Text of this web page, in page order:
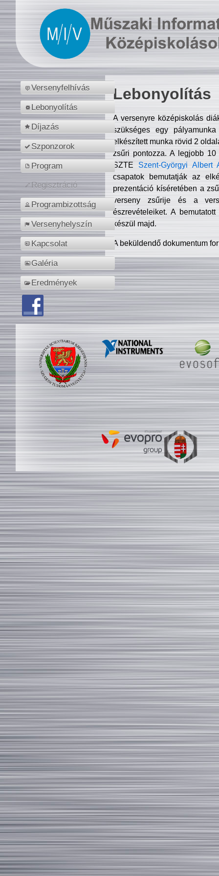
Versenyfelhívás
Lebonyolítás
Díjazás
Szponzorok
Program
Regisztráció
Programbizottság
Versenyhelyszín
Kapcsolat
Galéria
Eredmények
Lebonyolítás
A versenyre középiskolás
szükséges egy
elkészített munka rövid 2
zsűri pontozza. A legjobb
SZTE Szent-Györgyi Albert
csapatok bemutatják az
prezentáció kíséretében a
verseny zsűrije és a
észrevételeiket. A
készül majd.
A beküldendő dokumentum